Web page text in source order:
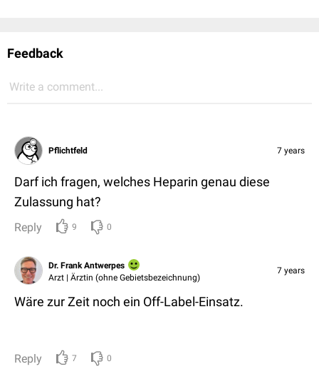
Feedback
Write a comment...
Pflichtfeld 7 years
Darf ich fragen, welches Heparin genau diese
Zulassung hat?
Reply 9 0
Dr. Frank Antwerpes
Arzt | Ärztin (ohne Gebietsbezeichnung)
7 years
Wäre zur Zeit noch ein Off-Label-Einsatz.
Reply 7 0